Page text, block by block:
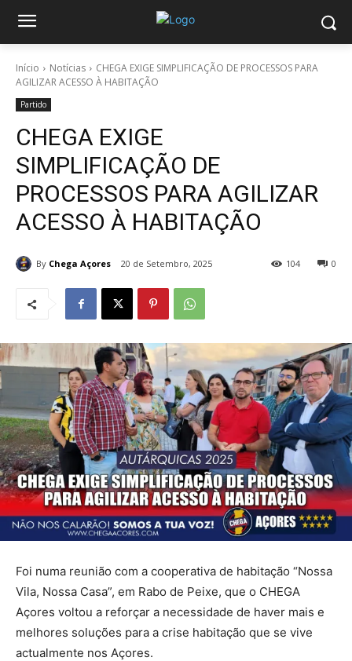
Início Notícias
CHEGA EXIGE SIMPLIFICAÇÃO DE PROCESSOS PARA
AGILIZAR ACESSO À HABITAÇÃO
Partido
CHEGA EXIGE
SIMPLIFICAÇÃO DE
PROCESSOS PARA AGILIZAR
ACESSO À HABITAÇÃO
By Chega Açores 20 de Setembro, 2025 0
104
Foi numa reunião com a cooperativa de habitação “Nossa
Vila, Nossa Casa”, em Rabo de Peixe, que o CHEGA
Açores voltou a reforçar a necessidade de haver mais e
melhores soluções para a crise habitação que se vive
actualmente nos Açores.